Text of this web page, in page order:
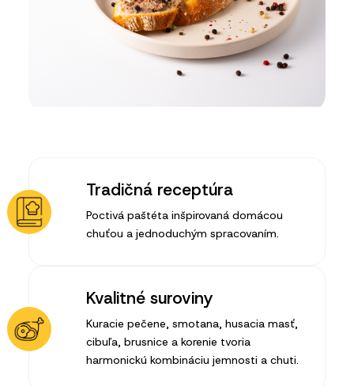
Tradičná receptúra
Poctivá paštéta inšpirovaná domácou
chuťou a jednoduchým spracovaním.
Kvalitné suroviny
Kuracie pečene, smotana, husacia masť,
cibuľa, brusnice a korenie tvoria
harmonickú kombináciu jemnosti a chuti.